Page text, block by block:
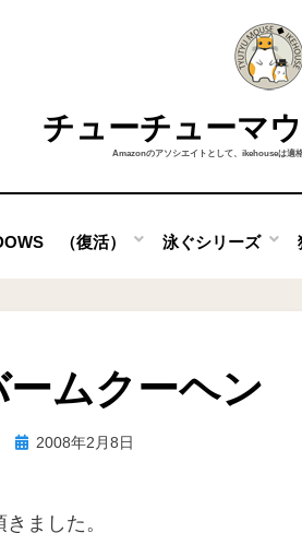
チューチューマ
Amazonのアソシエイトとして、ikehouseは適
（復活） 泳ぐシリーズ
ームクーヘン
投稿者ike
投 2008年2月8日
ました。